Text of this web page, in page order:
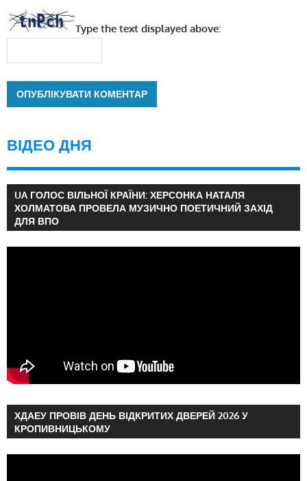
Type the text displayed above:
ВІДЕО ДНЯ
UA ГОЛОС ВІЛЬНОЇ КРАЇНИ: ХЕРСОНКА НАТАЛЯ
ХОЛМАТОВА ПРОВЕЛА МУЗИЧНО ПОЕТИЧНИЙ ЗАХІД
ДЛЯ ВПО
ХДАЕУ ПРОВІВ ДЕНЬ ВІДКРИТИХ ДВЕРЕЙ 2026 У
КРОПИВНИЦЬКОМУ